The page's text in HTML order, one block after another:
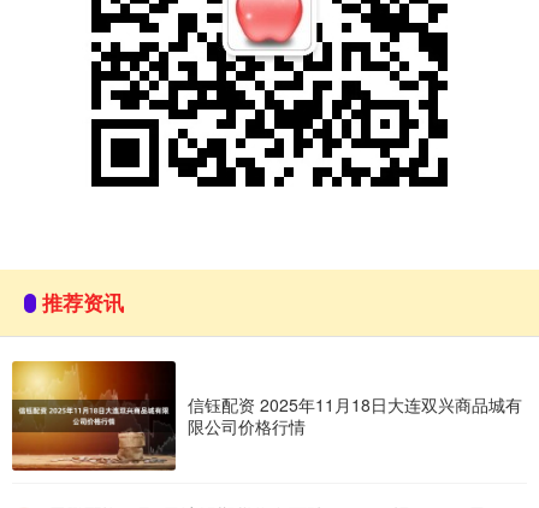
推荐资讯
信钰配资 2025年11月18日大连双兴商品城有
限公司价格行情